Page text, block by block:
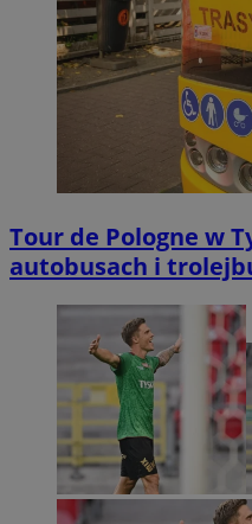
Tour de Pologne w
autobusach i